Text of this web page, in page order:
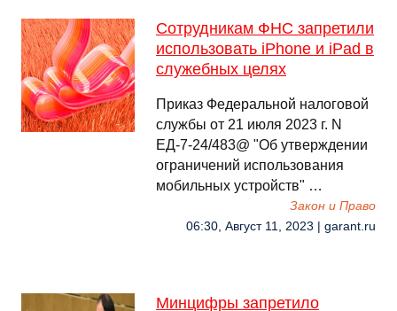
Сотрудникам ФНС запретили
использовать iPhone и iPad в
служебных целях
Приказ Федеральной налоговой
службы от 21 июля 2023 г. N
ЕД-7-24/483@ "Об утверждении
ограничений использования
мобильных устройств" …
Закон и Право
06:30, Август 11, 2023 | garant.ru
Минцифры запретило